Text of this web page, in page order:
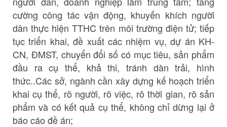
cường công tác vận động, khuyến khích người
dân thực hiện TTHC trên môi trường điện tử; tiếp
tục triển khai, đề xuất các nhiệm vụ, dự án KH-
CN, ĐMST, chuyển đổi số có mục tiêu, sản phẩm
đầu ra cụ thể, khả thi, tránh dàn trải, hình
thức..Các sở, ngành cần xây dựng kế hoạch triển
khai cụ thể, rõ người, rõ việc, rõ thời gian, rõ sản
phẩm và có kết quả cụ thể, không chỉ dừng lại ở
báo cáo đề án;